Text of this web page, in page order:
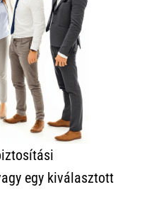
egy kiválasztott